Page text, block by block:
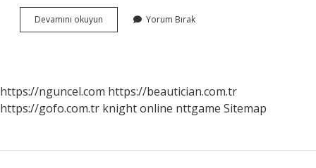
Devamını okuyun Gözüme
Uyku
Yorum Bırak
https://nguncel.com https://beautician.com.tr
https://gofo.com.tr knight online nttgame Sitemap